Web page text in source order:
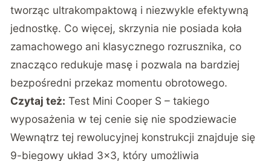
tworząc ultrakompaktową i niezwykle efektywną
jednostkę. Co więcej, skrzynia nie posiada koła
zamachowego ani klasycznego rozrusznika, co
znacząco redukuje masę i pozwala na bardziej
bezpośredni przekaz momentu obrotowego.
Czytaj też: Test Mini Cooper S – takiego
wyposażenia w tej cenie się nie spodziewacie
Wewnątrz tej rewolucyjnej konstrukcji znajduje się
9-biegowy układ 3×3, który umożliwia